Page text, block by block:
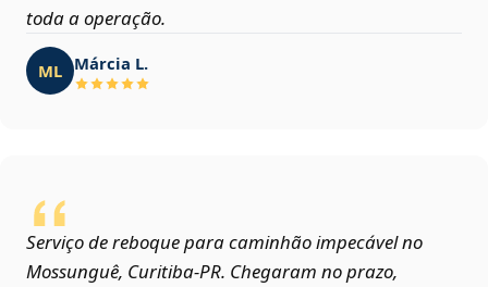
toda a operação.
ML Márcia L.
Serviço de reboque para caminhão impecável no
Mossunguê, Curitiba‑PR. Chegaram no prazo,